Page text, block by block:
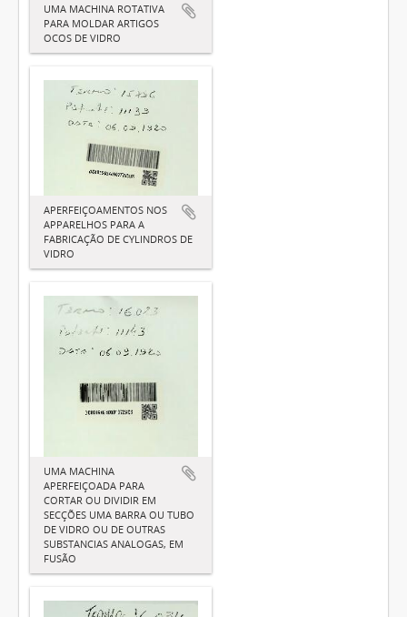
UMA MACHINA ROTATIVA
PARA MOLDAR ARTIGOS
OCOS DE VIDRO
APERFEIÇOAMENTOS NOS
APPARELHOS PARA A
FABRICAÇÃO DE CYLINDROS DE
VIDRO
UMA MACHINA
APERFEIÇOADA PARA
CORTAR OU DIVIDIR EM
SECÇÕES UMA BARRA OU TUBO
DE VIDRO OU DE OUTRAS
SUBSTANCIAS ANALOGAS, EM
FUSÃO